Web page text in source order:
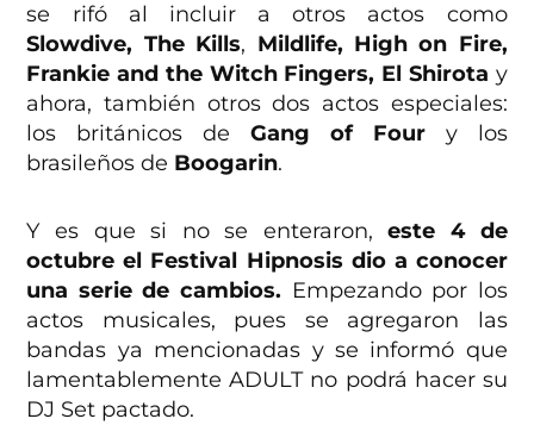
se rifó al incluir a otros actos como
Slowdive, The Kills, Mildlife, High on Fire,
Frankie and the Witch Fingers, El Shirota y
ahora, también otros dos actos especiales:
los británicos deGang of Foury los
brasileños de Boogarin.
Y es que si no se enteraron,este 4 de
octubre el Festival Hipnosis dio a conocer
una serie de cambios. Empezando por los
actos musicales, pues se agregaron las
bandas ya mencionadas y se informó que
lamentablemente ADULT no podrá hacer su
DJ Set pactado.